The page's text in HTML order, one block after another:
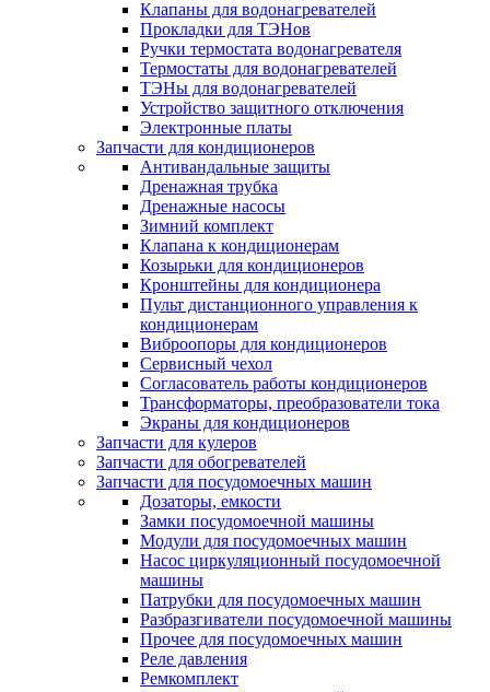
Клапаны для водонагревателей
Прокладки для ТЭНов
Ручки термостата водонагревателя
Термостаты для водонагревателей
ТЭНы для водонагревателей
Устройство защитного отключения
Электронные платы
Запчасти для кондиционеров
Антивандальные защиты
Дренажная трубка
Дренажные насосы
Зимний комплект
Клапана к кондиционерам
Козырьки для кондиционеров
Кронштейны для кондиционера
Пульт дистанционного управления к
кондиционерам
Виброопоры для кондиционеров
Сервисный чехол
Согласователь работы кондиционеров
Трансформаторы, преобразователи тока
Экраны для кондиционеров
Запчасти для кулеров
Запчасти для обогревателей
Запчасти для посудомоечных машин
Дозаторы, емкости
Замки посудомоечной машины
Модули для посудомоечных машин
Насос циркуляционный посудомоечной
машины
Патрубки для посудомоечных машин
Разбразгиватели посудомоечной машины
Прочее для посудомоечных машин
Реле давления
Ремкомплект